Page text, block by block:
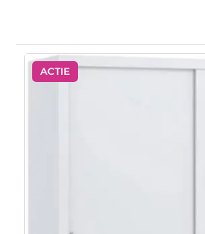
ACTIE